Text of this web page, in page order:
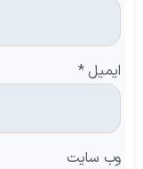
ایمیل*
وب‌ سایت